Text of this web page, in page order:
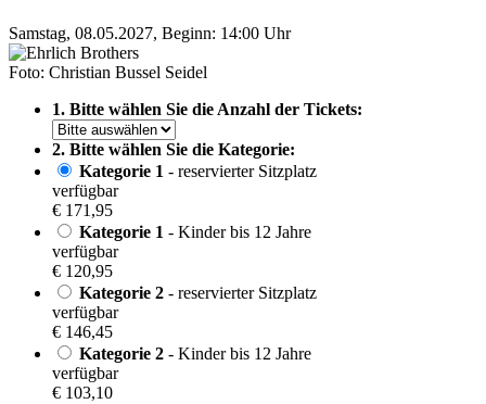
Samstag, 08.05.2027, Beginn: 14:00 Uhr
Foto: Christian Bussel Seidel
1. Bitte wählen Sie die Anzahl der Tickets:
2. Bitte wählen Sie die Kategorie:
Kategorie 1 - reservierter Sitzplatz
verfügbar
€ 171,95
Kategorie 1 - Kinder bis 12 Jahre
verfügbar
€ 120,95
Kategorie 2 - reservierter Sitzplatz
verfügbar
€ 146,45
Kategorie 2 - Kinder bis 12 Jahre
verfügbar
€ 103,10